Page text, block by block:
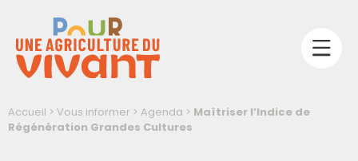
Accueil > Vous informer > Agenda > Maîtriser l’Indice de
Régénération Grandes Cultures